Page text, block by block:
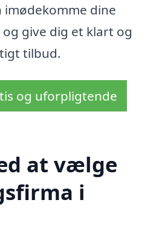
imødekomme dine
give dig et klart og
tilbud.
og uforpligtende
at vælge
i